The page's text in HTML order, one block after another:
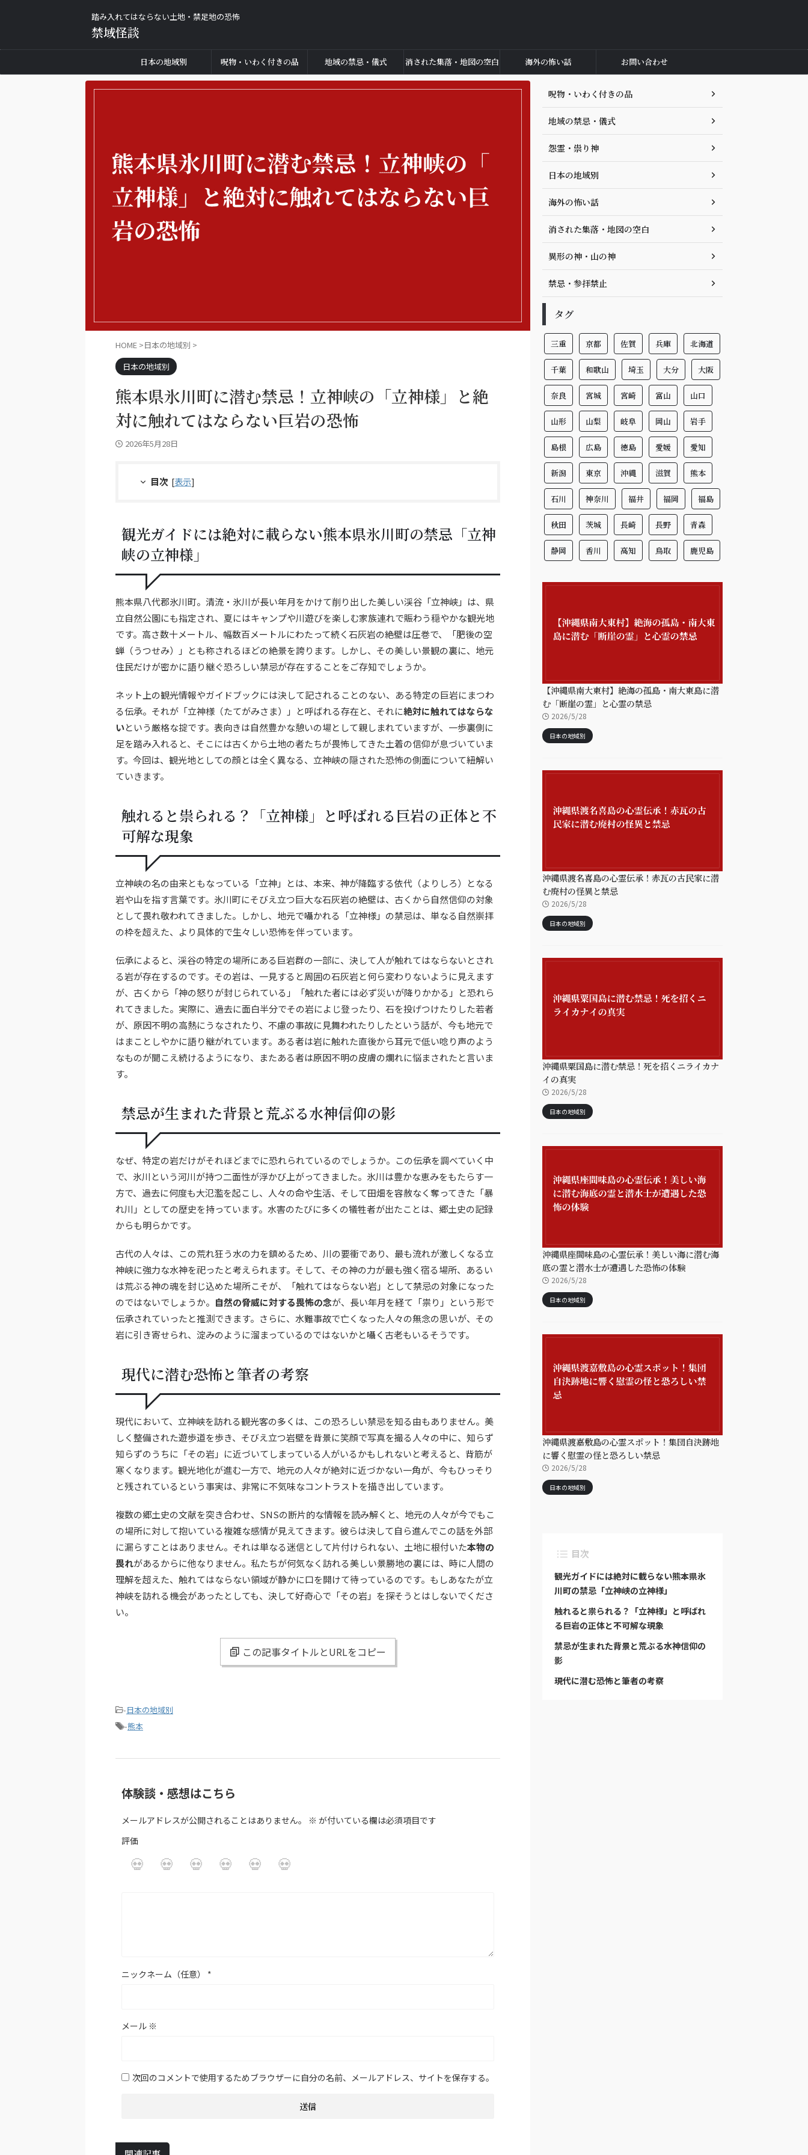
踏み入れてはならない土地・禁足地の恐怖
禁域怪談
日本の地域別 呪物・いわく付きの品 地域の禁忌・儀式 消された集落・地図の空白 海外の怖い話 お問い合わせ
HOME >日本の地域別 >
日本の地域別
熊本県氷川町に潜む禁忌！立神峡の「立神様」と絶
対に触れてはならない巨岩の恐怖
2026年5月28日
目次 [表示]
観光ガイドには絶対に載らない熊本県氷川町の禁忌「立神
峡の立神様」
熊本県八代郡氷川町。清流・氷川が長い年月をかけて削り出した美しい渓谷「立神峡」は、県
立自然公園にも指定され、夏にはキャンプや川遊びを楽しむ家族連れで賑わう穏やかな観光地
です。高さ数十メートル、幅数百メートルにわたって続く石灰岩の絶壁は圧巻で、「肥後の空
蝉（うつせみ）」とも称されるほどの絶景を誇ります。しかし、その美しい景観の裏に、地元
住民だけが密かに語り継ぐ恐ろしい禁忌が存在することをご存知でしょうか。
ネット上の観光情報やガイドブックには決して記されることのない、ある特定の巨岩にまつわ
る伝承。それが「立神様（たてがみさま）」と呼ばれる存在と、それに絶対に触れてはならな
いという厳格な掟です。表向きは自然豊かな憩いの場として親しまれていますが、一歩裏側に
足を踏み入れると、そこには古くから土地の者たちが畏怖してきた土着の信仰が息づいていま
す。今回は、観光地としての顔とは全く異なる、立神峡の隠された恐怖の側面について紐解い
ていきます。
触れると祟られる？「立神様」と呼ばれる巨岩の正体と不
可解な現象
立神峡の名の由来ともなっている「立神」とは、本来、神が降臨する依代（よりしろ）となる
岩や山を指す言葉です。氷川町にそびえ立つ巨大な石灰岩の絶壁は、古くから自然信仰の対象
として畏れ敬われてきました。しかし、地元で囁かれる「立神様」の禁忌は、単なる自然崇拝
の枠を超えた、より具体的で生々しい恐怖を伴っています。
伝承によると、渓谷の特定の場所にある巨岩群の一部に、決して人が触れてはならないとされ
る岩が存在するのです。その岩は、一見すると周囲の石灰岩と何ら変わりないように見えます
が、古くから「神の怒りが封じられている」「触れた者には必ず災いが降りかかる」と恐れら
れてきました。実際に、過去に面白半分でその岩によじ登ったり、石を投げつけたりした若者
が、原因不明の高熱にうなされたり、不慮の事故に見舞われたりしたという話が、今も地元で
はまことしやかに語り継がれています。ある者は岩に触れた直後から耳元で低い唸り声のよう
なものが聞こえ続けるようになり、またある者は原因不明の皮膚の爛れに悩まされたと言いま
す。
禁忌が生まれた背景と荒ぶる水神信仰の影
なぜ、特定の岩だけがそれほどまでに恐れられているのでしょうか。この伝承を調べていく中
で、氷川という河川が持つ二面性が浮かび上がってきました。氷川は豊かな恵みをもたらす一
方で、過去に何度も大氾濫を起こし、人々の命や生活、そして田畑を容赦なく奪ってきた「暴
れ川」としての歴史を持っています。水害のたびに多くの犠牲者が出たことは、郷土史の記録
からも明らかです。
古代の人々は、この荒れ狂う水の力を鎮めるため、川の要衝であり、最も流れが激しくなる立
神峡に強力な水神を祀ったと考えられます。そして、その神の力が最も強く宿る場所、あるい
は荒ぶる神の魂を封じ込めた場所こそが、「触れてはならない岩」として禁忌の対象になった
のではないでしょうか。 自然の脅威に対する畏怖の念が、長い年月を経て「祟り」という形で
伝承されていったと推測できます。さらに、水難事故で亡くなった人々の無念の思いが、その
岩に引き寄せられ、淀みのように溜まっているのではないかと囁く古老もいるそうです。
現代に潜む恐怖と筆者の考察
現代において、立神峡を訪れる観光客の多くは、この恐ろしい禁忌を知る由もありません。美
しく整備された遊歩道を歩き、そびえ立つ岩壁を背景に笑顔で写真を撮る人々の中に、知らず
知らずのうちに「その岩」に近づいてしまっている人がいるかもしれないと考えると、背筋が
寒くなります。観光地化が進む一方で、地元の人々が絶対に近づかない一角が、今もひっそり
と残されているという事実は、非常に不気味なコントラストを描き出しています。
複数の郷土史の文献を突き合わせ、SNSの断片的な情報を読み解くと、地元の人々が今でもこ
の場所に対して抱いている複雑な感情が見えてきます。彼らは決して自ら進んでこの話を外部
に漏らすことはありません。それは単なる迷信として片付けられない、土地に根付いた本物の
畏れがあるからに他なりません。私たちが何気なく訪れる美しい景勝地の裏には、時に人間の
理解を超えた、触れてはならない領域が静かに口を開けて待っているのです。もしあなたが立
神峡を訪れる機会があったとしても、決して好奇心で「その岩」を探そうとはしないでくださ
い。
この記事タイトルとURLをコピー
-日本の地域別
-熊本
体験談・感想はこちら
メールアドレスが公開されることはありません。 ※ が付いている欄は必須項目です
評価
ニックネーム（任意） *
メール ※
次回のコメントで使用するためブラウザーに自分の名前、メールアドレス、サイトを保存する。
呪物・いわく付きの品
地域の禁忌・儀式
怨霊・祟り神
日本の地域別
海外の怖い話
消された集落・地図の空白
異形の神・山の神
禁忌・参拝禁止
タグ
三重 京都 佐賀 兵庫 北海道
千葉 和歌山 埼玉 大分 大阪
奈良 宮城 宮崎 富山 山口
山形 山梨 岐阜 岡山 岩手
島根 広島 徳島 愛媛 愛知
新潟 東京 沖縄 滋賀 熊本
石川 神奈川 福井 福岡 福島
秋田 茨城 長崎 長野 青森
静岡 香川 高知 鳥取 鹿児島
【沖縄県南大東村】絶海の孤島・南大東島に潜
む「断崖の霊」と心霊の禁忌
2026/5/28
日本の地域別
沖縄県渡名喜島の心霊伝承！赤瓦の古民家に潜
む廃村の怪異と禁忌
2026/5/28
日本の地域別
沖縄県粟国島に潜む禁忌！死を招くニライカナ
イの真実
2026/5/28
日本の地域別
沖縄県座間味島の心霊伝承！美しい海に潜む海
底の霊と潜水士が遭遇した恐怖の体験
2026/5/28
日本の地域別
沖縄県渡嘉敷島の心霊スポット！集団自決跡地
に響く慰霊の怪と恐ろしい禁忌
2026/5/28
日本の地域別
目次
観光ガイドには絶対に載らない熊本県氷
川町の禁忌「立神峡の立神様」
触れると祟られる？「立神様」と呼ばれ
る巨岩の正体と不可解な現象
禁忌が生まれた背景と荒ぶる水神信仰の
影
現代に潜む恐怖と筆者の考察